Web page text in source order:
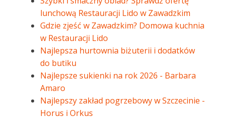
lunchową Restauracji Lido w Zawadzkim
Gdzie zjeść w Zawadzkim? Domowa kuchnia
w Restauracji Lido
Najlepsza hurtownia biżuterii i dodatków
do butiku
Najlepsze sukienki na rok 2026 - Barbara
Amaro
Najlepszy zakład pogrzebowy w Szczecinie -
Horus i Orkus